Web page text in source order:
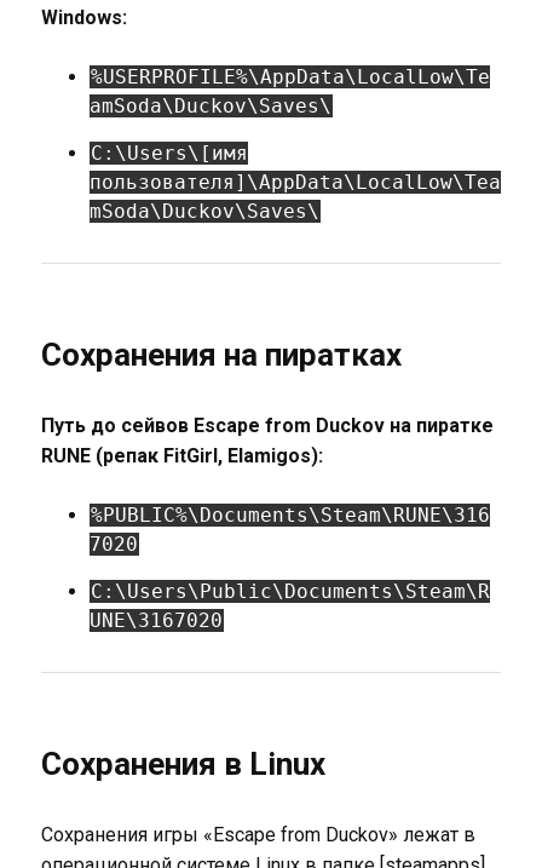
Windows:
%USERPROFILE%\AppData\LocalLow\Te
amSoda\Duckov\Saves\
C:\Users\[имя
пользователя]\AppData\LocalLow\Tea
mSoda\Duckov\Saves\
Сохранения на пиратках
Путь до сейвов Escape from Duckov на пиратке
RUNE (репак FitGirl, Elamigos):
%PUBLIC%\Documents\Steam\RUNE\316
7020
C:\Users\Public\Documents\Steam\R
UNE\3167020
Сохранения в Linux
Сохранения игры «Escape from Duckov» лежат в